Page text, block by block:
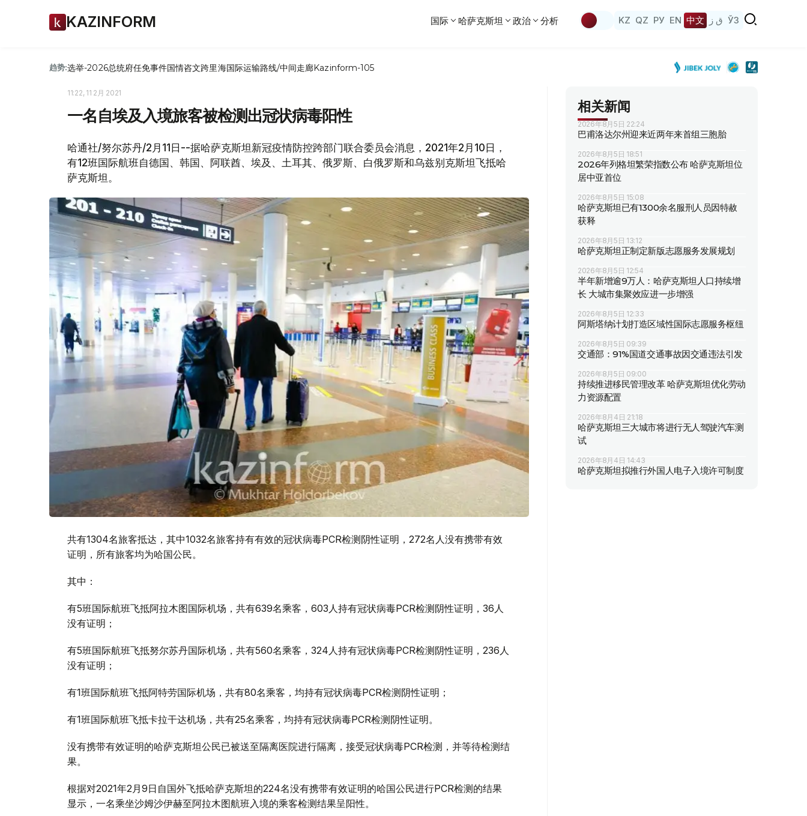
KAZINFORM 国际 哈萨克斯坦 政治 分析 KZ QZ РУ EN 中文 ق ز ЎЗ
趋势:选举-2026总统府任免事件国情咨文跨里海国际运输路线/中间走廊Kazinform-105
11:22, 11 2月 2021
一名自埃及入境旅客被检测出冠状病毒阳性
哈通社/努尔苏丹/2月11日--据哈萨克斯坦新冠疫情防控跨部门联合委员会消息，2021年2月10日，
有12班国际航班自德国、韩国、阿联酋、埃及、土耳其、俄罗斯、白俄罗斯和乌兹别克斯坦飞抵哈
萨克斯坦。
共有1304名旅客抵达，其中1032名旅客持有有效的冠状病毒PCR检测阴性证明，272名人没有携带有效
证明，所有旅客均为哈国公民。
其中：
有5班国际航班飞抵阿拉木图国际机场，共有639名乘客，603人持有冠状病毒PCR检测阴性证明，36人
没有证明；
有5班国际航班飞抵努尔苏丹国际机场，共有560名乘客，324人持有冠状病毒PCR检测阴性证明，236人
没有证明；
有1班国际航班飞抵阿特劳国际机场，共有80名乘客，均持有冠状病毒PCR检测阴性证明；
有1班国际航班飞抵卡拉干达机场，共有25名乘客，均持有冠状病毒PCR检测阴性证明。
没有携带有效证明的哈萨克斯坦公民已被送至隔离医院进行隔离，接受冠状病毒PCR检测，并等待检测结
果。
根据对2021年2月9日自国外飞抵哈萨克斯坦的224名没有携带有效证明的哈国公民进行PCR检测的结果
显示，一名乘坐沙姆沙伊赫至阿拉木图航班入境的乘客检测结果呈阳性。
相关新闻
2026年8月5日 22:24
巴甫洛达尔州迎来近两年来首组三胞胎
2026年8月5日 18:51
2026年列格坦繁荣指数公布 哈萨克斯坦位
居中亚首位
2026年8月5日 15:08
哈萨克斯坦已有1300余名服刑人员因特赦
获释
2026年8月5日 13:12
哈萨克斯坦正制定新版志愿服务发展规划
2026年8月5日 12:54
半年新增逾9万人：哈萨克斯坦人口持续增
长 大城市集聚效应进一步增强
2026年8月5日 12:33
阿斯塔纳计划打造区域性国际志愿服务枢纽
2026年8月5日 09:39
交通部：91%国道交通事故因交通违法引发
2026年8月5日 09:00
持续推进移民管理改革 哈萨克斯坦优化劳动
力资源配置
2026年8月4日 21:18
哈萨克斯坦三大城市将进行无人驾驶汽车测
试
2026年8月4日 14:43
哈萨克斯坦拟推行外国人电子入境许可制度